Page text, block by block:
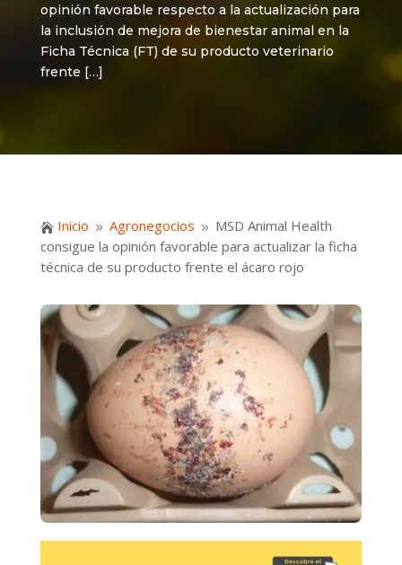
opinión favorable respecto a la actualización para
la inclusión de mejora de bienestar animal en la
Ficha Técnica (FT) de su producto veterinario
frente […]
 Inicio 9 Agronegocios 9 MSD Animal Health
consigue la opinión favorable para actualizar la ficha
técnica de su producto frente el ácaro rojo